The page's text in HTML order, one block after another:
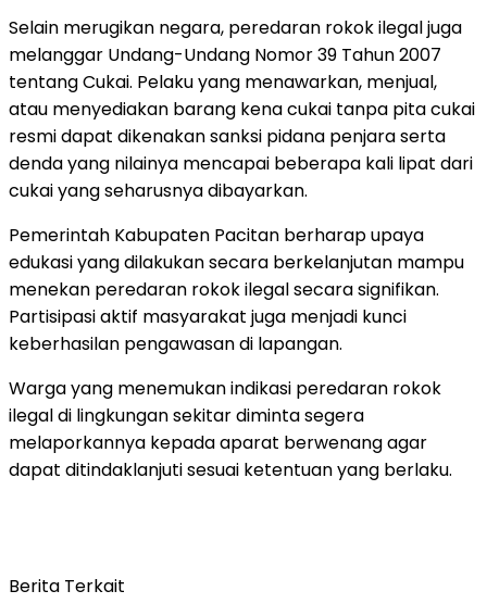
Selain merugikan negara, peredaran rokok ilegal juga
melanggar Undang-Undang Nomor 39 Tahun 2007
tentang Cukai. Pelaku yang menawarkan, menjual,
atau menyediakan barang kena cukai tanpa pita cukai
resmi dapat dikenakan sanksi pidana penjara serta
denda yang nilainya mencapai beberapa kali lipat dari
cukai yang seharusnya dibayarkan.
Pemerintah Kabupaten Pacitan berharap upaya
edukasi yang dilakukan secara berkelanjutan mampu
menekan peredaran rokok ilegal secara signifikan.
Partisipasi aktif masyarakat juga menjadi kunci
keberhasilan pengawasan di lapangan.
Warga yang menemukan indikasi peredaran rokok
ilegal di lingkungan sekitar diminta segera
melaporkannya kepada aparat berwenang agar
dapat ditindaklanjuti sesuai ketentuan yang berlaku.
Berita Terkait